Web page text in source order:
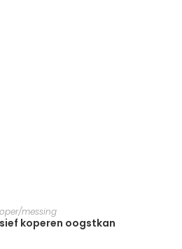
AAN WINKELWAGEN
messing
koperen oogstkan